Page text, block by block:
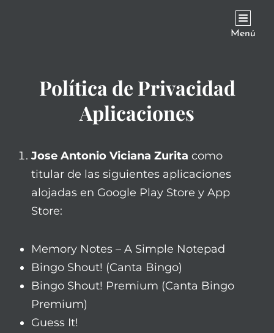
Menú
Política de Privacidad
Aplicaciones
Jose Antonio Viciana Zurita como
titular de las siguientes aplicaciones
alojadas en Google Play Store y App
Store:
Memory Notes – A Simple Notepad
Bingo Shout! (Canta Bingo)
Bingo Shout! Premium (Canta Bingo
Premium)
Guess It!